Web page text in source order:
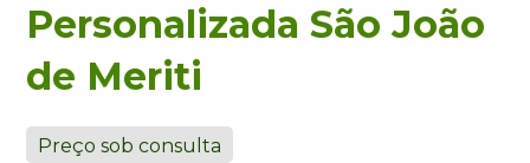
Personalizada São João
de Meriti
Preço sob consulta
+55